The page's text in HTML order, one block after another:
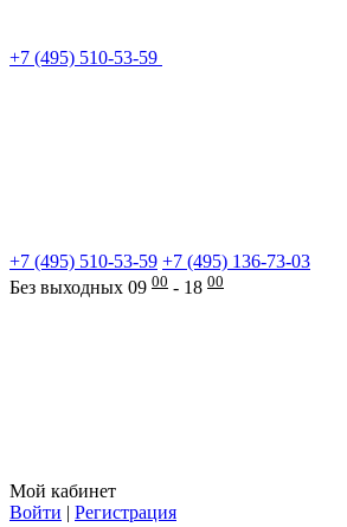
+7 (495) 510-53-59
+7 (495) 510-53-59 +7 (495) 136-73-03
Без выходных 09 00 - 18 00
Мой кабинет
Войти | Регистрация